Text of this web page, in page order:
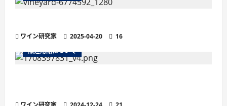
ワイン研究家 2025-04-20
16
醸造用語について